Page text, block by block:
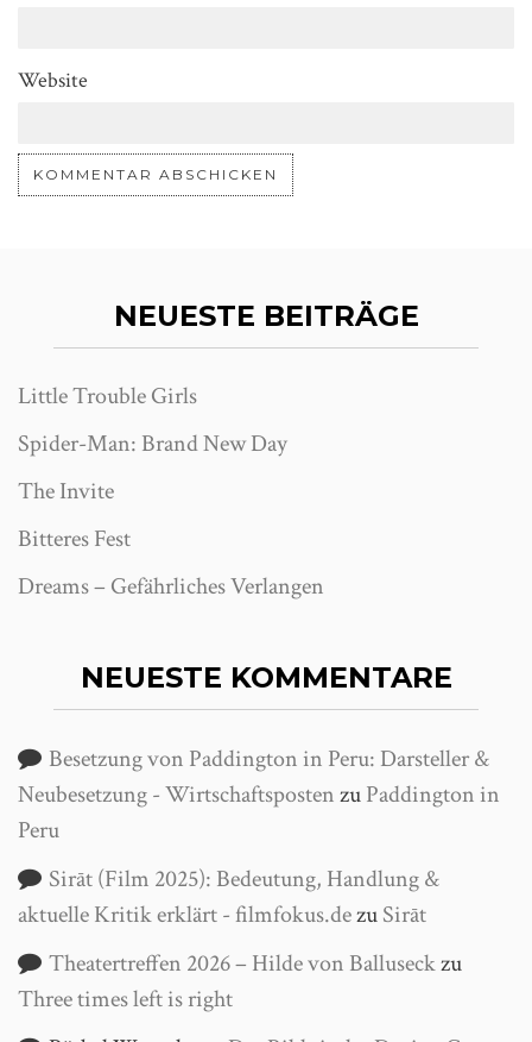
Website
NEUESTE BEITRÄGE
Little Trouble Girls
Spider-Man: Brand New Day
The Invite
Bitteres Fest
Dreams – Gefährliches Verlangen
NEUESTE KOMMENTARE
Besetzung von Paddington in Peru: Darsteller &
Neubesetzung - WirtschaftspostenzuPaddington in
Peru
Sirāt (Film 2025): Bedeutung, Handlung &
aktuelle Kritik erklärt - filmfokus.dezuSirāt
Theatertreffen 2026 – Hilde von Balluseckzu
Three times left is right